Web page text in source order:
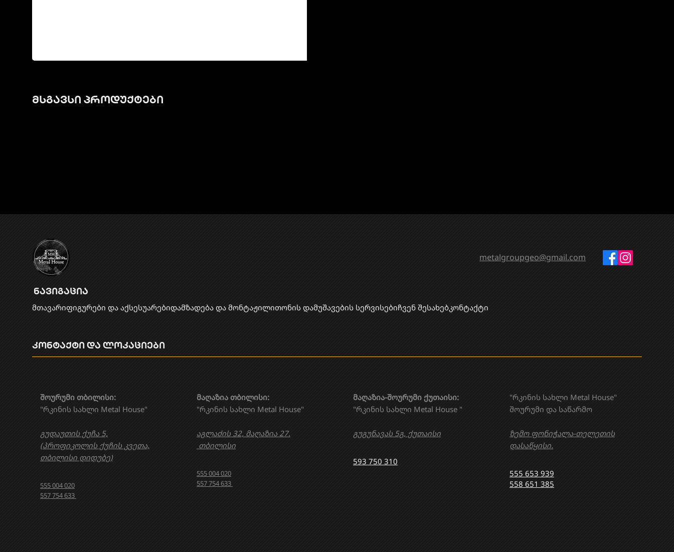
მსგავსი პროდუქტები
ნავიგაცია
მთავარიფიგურები და აქსესუარებიდამზადება და მონტაჟი​ლითონის დამუშავების სერვისებიჩვენ შესახებკონტაქტი
"რკინის სახლი Metal House"
შოურუმი და საწარმო
ზემო ფონიჭალა-თელეთის
დასაწყისი.
555 653 939
558 651 385
მაღაზია თბილისი:
"რკინის სახლი Metal House"
აგლაძის 32, მაღაზია 27.
თბილისი
555 004 020
557 754 633
მაღაზია-შოურუმი ქუთაისი:
"რკინის სახლი Metal House "
გუგუნავას 5გ, ქუთაისი
593 750 310
შოურუმი თბილისი:
"რკინის სახლი Metal House"
გუდაუთის ქუჩა 5,
(პროფიკოლის ქუჩის კვეთა,
თბილისი დიდუბე)
555 004 020
557 754 633
კონტაქტი და ლოკაციები
metalgroupgeo@gmail.com